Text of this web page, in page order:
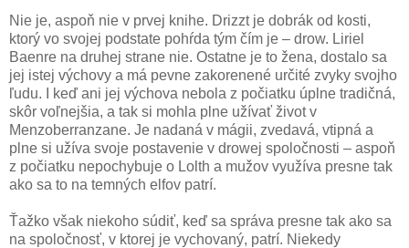
Nie je, aspoň nie v prvej knihe. Drizzt je dobrák od kosti,
ktorý vo svojej podstate pohŕda tým čím je – drow. Liriel
Baenre na druhej strane nie. Ostatne je to žena, dostalo sa
jej istej výchovy a má pevne zakorenené určité zvyky svojho
ľudu. I keď ani jej výchova nebola z počiatku úplne tradičná,
skôr voľnejšia, a tak si mohla plne užívať život v
Menzoberranzane. Je nadaná v mágii, zvedavá, vtipná a
plne si užíva svoje postavenie v drowej spoločnosti – aspoň
z počiatku nepochybuje o Lolth a mužov využíva presne tak
ako sa to na temných elfov patrí.
Ťažko však niekoho súdiť, keď sa správa presne tak ako sa
na spoločnosť, v ktorej je vychovaný, patrí. Niekedy